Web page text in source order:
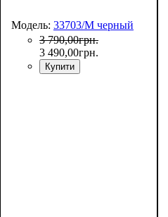
Модель: 33703/M черный
3 790,00грн.
3 490,00грн.
Купити